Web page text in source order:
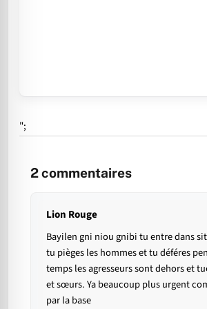
";
2commentaires
Lion Rouge
Bayilen gni niou gnibi tu entre dans
tu pièges les hommes et tu déféres
temps les agresseurs sont dehors et
et sœurs. Ya beaucoup plus urgent
par la base